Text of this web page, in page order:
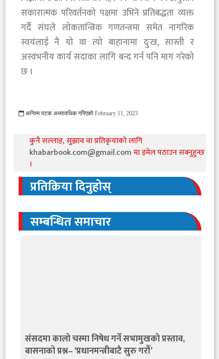
सकारात्मक परिवर्तनको पक्षमा उभिने प्रतिबद्धता व्यक्त
गर्दै संघले लोकतान्त्रिक गणतन्त्रमा समेत नागरिक
स्वयंलाई नै यो वा त्यो बाहानामा दुःख, सास्ती र
अस्वभनीय कार्य सदाका लागि बन्द गर्न पनि माग गरेको
छ ।
अन्तिम पटक अध्यावधिक गरिएको February 11, 2023
कुनै सल्लाह, सुझाव वा प्रतिकृयाको लागि
khabarbook.com@gmail.comमा इमेल पठाउन सक्नुहुन्छ
।
प्रतिक्रिया दिनुहोस्
सम्बन्धित समाचार
संसदमा कालो चस्मा निषेध गर्ने सभामुखको प्रस्ताव,
बासनाको प्रश्न– ‘प्रधानमन्त्रीबाटै सुरु गरौँ’